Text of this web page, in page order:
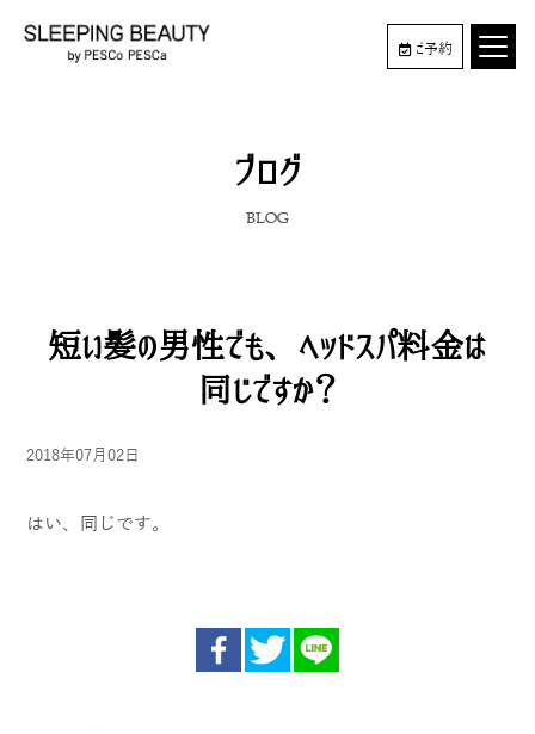
ご予約
ブログ
BLOG
短い髪の男性でも、ヘッドスパ料金は
同じですか？
2018年07月02日
はい、同じです。